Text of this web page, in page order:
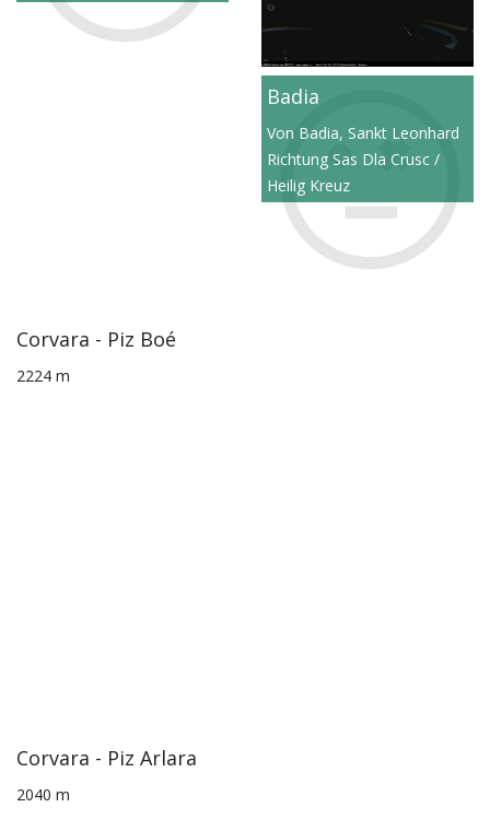
Badia
Von Badia, Sankt Leonhard
Richtung Sas Dla Crusc /
Heilig Kreuz
Corvara - Piz Boé
2224 m
Corvara - Piz Arlara
2040 m